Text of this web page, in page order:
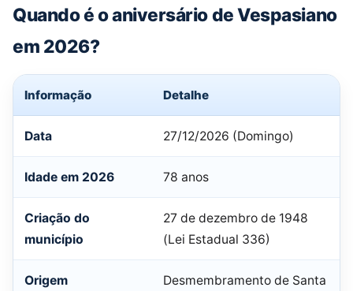
Quando é o aniversário de Vespasiano
em 2026?
Informação Detalhe
Data 27/12/2026 (Domingo)
Idade em 2026 78 anos
Criação do
município
27 de dezembro de 1948
(Lei Estadual 336)
Origem
Desmembramento de Santa